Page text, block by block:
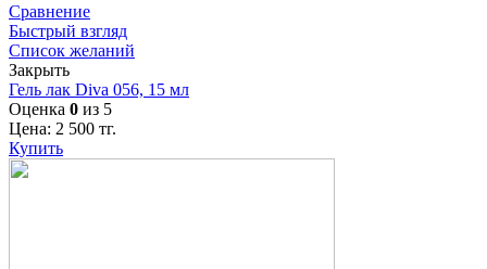
Сравнение
Быстрый взгляд
Список желаний
Закрыть
Гель лак Diva 056, 15 мл
Оценка 0 из 5
Цена: 2 500 тг.
Купить